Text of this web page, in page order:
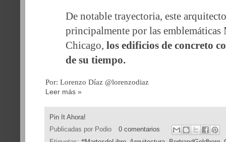
De notable trayectoria, este
principalmente por las emblemáticas
Chicago, los edificios de concreto
de su tiempo.
Por: Lorenzo Díaz @lorenzodiaz
Leer más »
Pin It Ahora!
Publicadas por Podio
0 comentarios